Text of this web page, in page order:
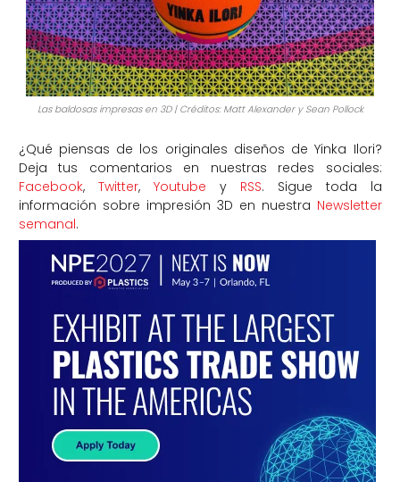
Las baldosas impresas en 3D | Créditos: Matt Alexander y Sean Pollock
¿Qué piensas de los originales diseños de Yinka Ilori?
Deja tus comentarios en nuestras redes sociales:
Facebook, Twitter, Youtube y RSS. Sigue toda la
información sobre impresión 3D en nuestra Newsletter
semanal.